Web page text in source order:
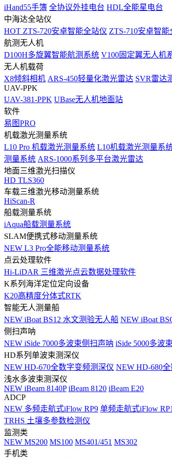
iHand55手簿 全协议外挂电台 HDL全能星电台
中海达全站仪
HOT ZTS-720安卓智能全站仪 ZTS-710安卓智能
航测无人机
D100H多旋翼智能航测系统 V100固定翼无人机
无人机载荷
X8倾斜相机 ARS-450轻量化激光雷达 SVR雷达
UAV-PPK
UAV-381-PPK UBase无人机地面站
软件
易图PRO
机载激光测量系统
L10 Pro 机载激光测量系统 L10机载激光测量系
测量系统 ARS-1000系列多平台激光雷达
地面三维激光扫描仪
HD TLS360
车载三维激光移动测量系统
HiScan-R
船载测量系统
iAqua船载测量系统
SLAM便携式移动测量系统
NEW L3 Pro全能移动测量系统
点云处理软件
Hi-LiDAR 三维激光点云数据处理软件
K系列海洋定位定向设备
K20高精度分体式RTK
智能无人测量船
NEW iBoat BS12 水文测验无人船 NEW iBoat
侧扫声呐
NEW iSide 7000多波束侧扫声呐 iSide 5000多波束
HD系列单波束测深仪
NEW HD-670全数字变频测深仪 NEW HD-680
浅水多波束测深仪
NEW iBeam 8140P iBeam 8120 iBeam E20
ADCP
NEW 多频走航式iFlow RP9 单频走航式iFlow
TRHS 土壤多参数检测仪
监测类
NEW MS200 MS100 MS401/451 MS302
手机类